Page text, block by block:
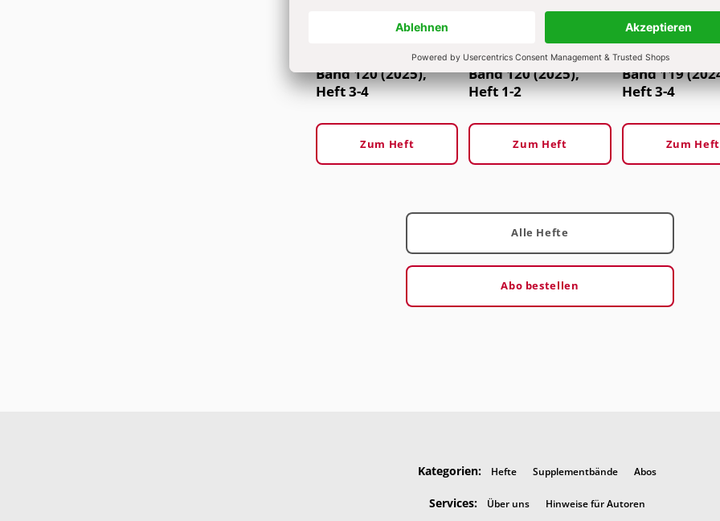
Band 120 (2025),
Heft 3-4
Zum Heft
Band 120 (2025),
Heft 1-2
Zum Heft
Band 119
Heft 3-4
Zum Heft
Alle Hefte
Abo bestellen
Kategorien: Hefte Supplementbände Abos
Services: Über uns Hinweise für Autoren